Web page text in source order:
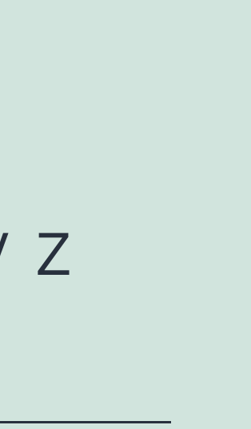
z